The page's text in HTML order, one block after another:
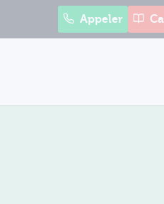
Appeler